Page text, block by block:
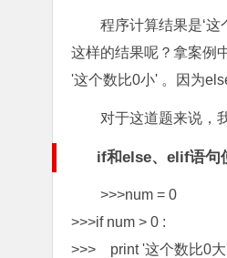
程序计算结果是‘
这样的结果呢？拿案例
'这个数比0小' 。因为
对于这道题来说，
if和else、elif语句
>>>num = 0
>>>if num > 0 :
>>> print '这个数比0